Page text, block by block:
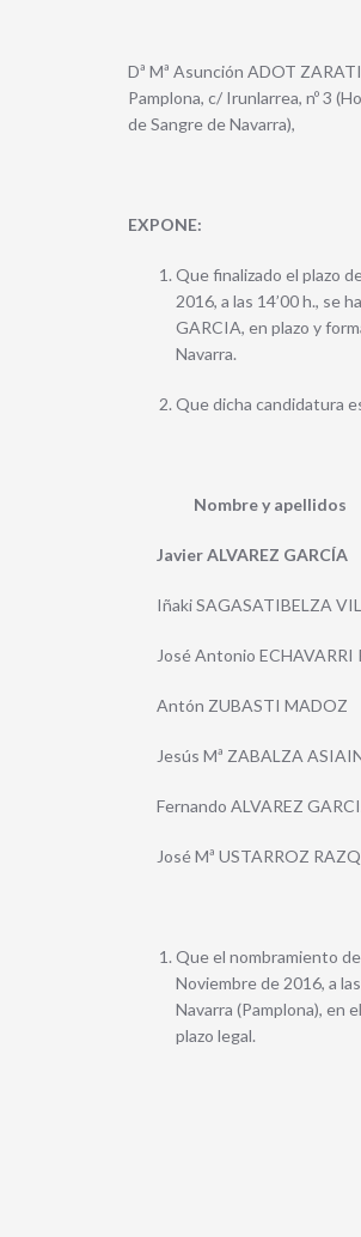
Dª Mª Asunción ADOT
Pamplona, c/ Irunlarrea, nº 3
de Sangre de Navarra),
EXPONE:
Que finalizado el plazo
2016, a las 14’00 h., se
GARCIA, en plazo y
Navarra.
Que dicha candidatura
Nombre y
Javier
Iñaki
José Antonio
Antón
Jesús Mª
Fernando
José Mª
Que el nombramiento
Noviembre de 2016, a
Navarra (Pamplona), en
plazo legal.